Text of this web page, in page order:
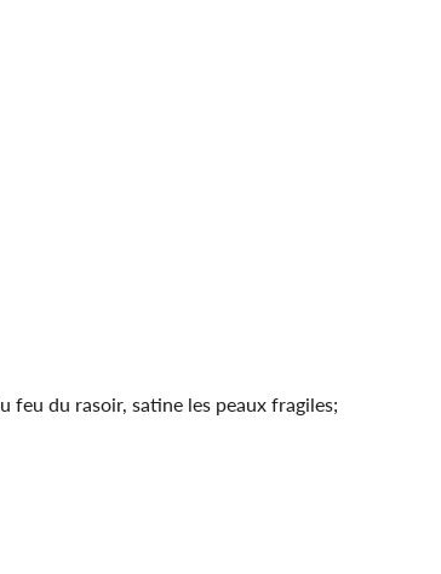
feu du rasoir, satine les peaux fragiles;